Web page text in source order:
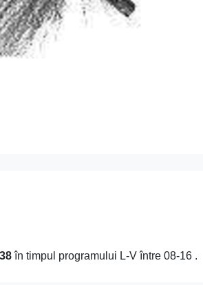
în timpul programului L-V între 08-16 .